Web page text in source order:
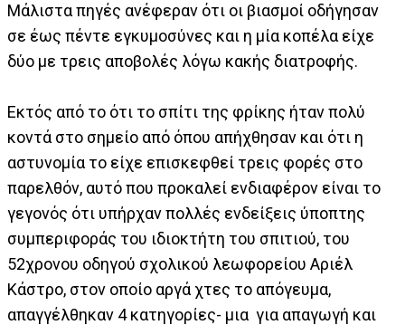
Μάλιστα πηγές ανέφεραν ότι οι βιασμοί οδήγησαν
σε έως πέντε εγκυμοσύνες και η μία κοπέλα είχε
δύο με τρεις αποβολές λόγω κακής διατροφής.
Εκτός από το ότι το σπίτι της φρίκης ήταν πολύ
κοντά στο σημείο από όπου απήχθησαν και ότι η
αστυνομία το είχε επισκεφθεί τρεις φορές στο
παρελθόν, αυτό που προκαλεί ενδιαφέρον είναι το
γεγονός ότι υπήρχαν πολλές ενδείξεις ύποπτης
συμπεριφοράς του ιδιοκτήτη του σπιτιού, του
52χρονου οδηγού σχολικού λεωφορείου Αριέλ
Κάστρο, στον οποίο αργά χτες το απόγευμα,
απαγγέλθηκαν 4 κατηγορίες- μια για απαγωγή και